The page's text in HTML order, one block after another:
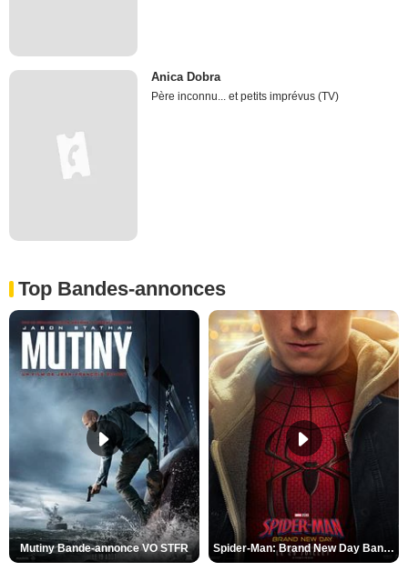
Anica Dobra
Père inconnu... et petits imprévus (TV)
Top Bandes-annonces
Mutiny Bande-annonce VO STFR Spider-Man: Brand New Day Bande-annonce VO STFR